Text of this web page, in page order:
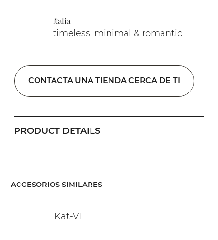
italia
timeless, minimal & romantic
CONTACTA UNA TIENDA CERCA DE TI
PRODUCT DETAILS
ACCESORIOS SIMILARES
Kat-VE